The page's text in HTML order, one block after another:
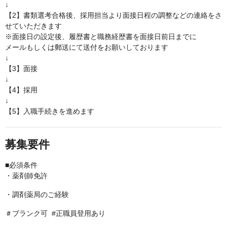
↓
【2】書類選考合格後、採用担当より面接日程の調整などの連絡をさ
せていただきます
※面接日の設定後、履歴書と職務経歴書を面接日前日までに
メールもしくは郵送にて送付をお願いしております
↓
【3】面接
↓
【4】採用
↓
【5】入職手続きを進めます
募集要件
■必須条件
・薬剤師免許
・調剤薬局のご経験
＃ブランク可 #正職員登用あり